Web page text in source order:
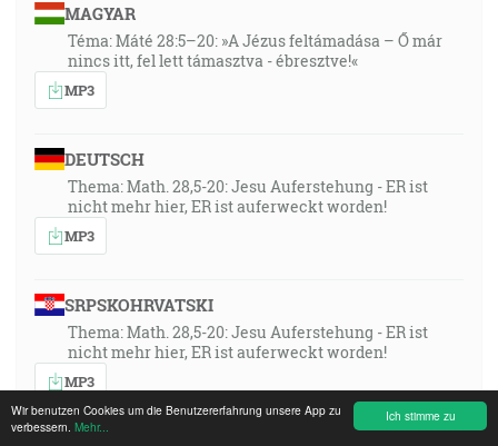
Ich stimme zu
Wir benutzen Cookies um die Benutzererfahrung unsere App zu
verbessern. Mehr...
MAGYAR
Téma: Máté 28:5–20: »A Jézus feltámadása – Ő már
nincs itt, fel lett támasztva - ébresztve!«
MP3
DEUTSCH
Thema: Math. 28,5-20: Jesu Auferstehung - ER ist
nicht mehr hier, ER ist auferweckt worden!
MP3
SRPSKOHRVATSKI
Thema: Math. 28,5-20: Jesu Auferstehung - ER ist
nicht mehr hier, ER ist auferweckt worden!
MP3